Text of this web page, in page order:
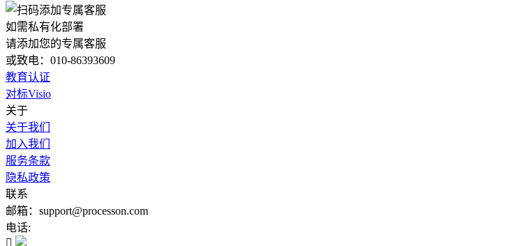
如需私有化部署
请添加您的专属客服
或致电：010-86393609
教育认证
对标Visio
关于
关于我们
加入我们
服务条款
隐私政策
联系
邮箱：support@processon.com
电话:
